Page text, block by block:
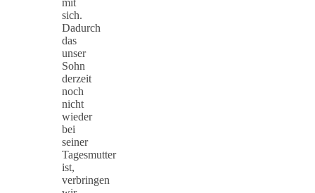
sich.
Dadurch
das
unser
Sohn
derzeit
noch
nicht
wieder
bei
seiner
Tagesmutter
ist,
verbringen